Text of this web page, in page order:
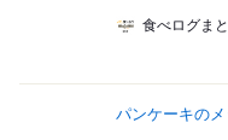
食べログま
パンケーキの